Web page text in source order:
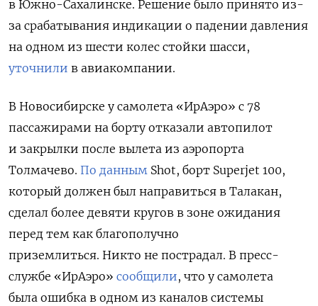
в Южно-Сахалинске. Решение было принято из-
за срабатывания индикации о падении давления
на одном из шести колес стойки шасси,
уточнили в авиакомпании.
В Новосибирске у самолета «ИрАэро» с 78
пассажирами на борту отказали автопилот
и закрылки после вылета из аэропорта
Толмачево. По данным Shot, борт Superjet 100,
который должен был направиться в Талакан,
сделал более девяти кругов в зоне ожидания
перед тем как благополучно
приземлиться. Никто не пострадал. В пресс-
службе «ИрАэро» сообщили, что у самолета
была ошибка в одном из каналов системы